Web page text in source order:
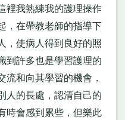
裡我熟練我的護理操作
，在帶教老師的指導下
，使病人得到良好的照
到許多也是學習護理的
流和向其學習的機會，
人的長處，認清自己的
時會感到累些，但樂此